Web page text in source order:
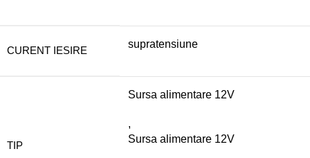
CURENT IESIRE
supratensiune
TIP
Sursa alimentare 12V
,
Sursa alimentare 12V